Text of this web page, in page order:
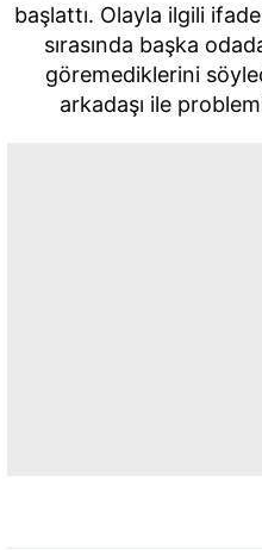
başlattı. Olayla ilgili
sırasında başka
göremediklerini
arkadaşı ile